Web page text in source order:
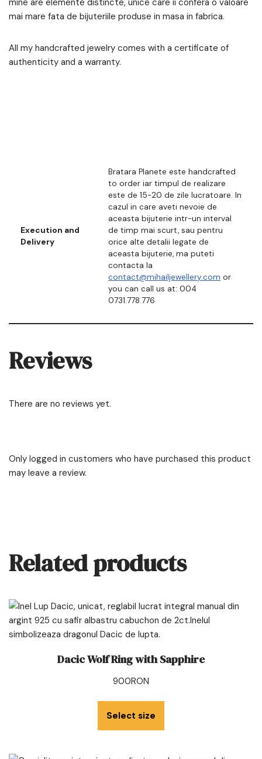
mine are elemente distincte, unice care ii confera o valoare
mai mare fata de bijuteriile produse in masa in fabrica.
All my handcrafted jewelry comes with a certificate of
authenticity and a warranty.
Execution and
Delivery
Bratara Planete este handcrafted
to order iar timpul de realizare
este de 15-20 de zile lucratoare. In
cazul in care aveti nevoie de
aceasta bijuterie intr-un interval
de timp mai scurt, sau pentru
orice alte detalii legate de
aceasta bijuterie, ma puteti
contacta la
contact@mihailjewellery.com or
you can call us at: 004
0731.778.776
Reviews
There are no reviews yet.
Only logged in customers who have purchased this product
may leave a review.
Related products
Dacic Wolf Ring with Sapphire
900RON
Select size